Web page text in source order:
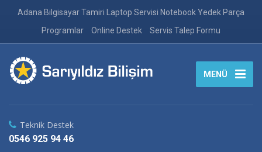
Adana Bilgisayar Tamiri Laptop Servisi Notebook Yedek Parça
Programlar
Online Destek Servis Talep Formu
MENÜ
Teknik Destek
0546 925 94 46